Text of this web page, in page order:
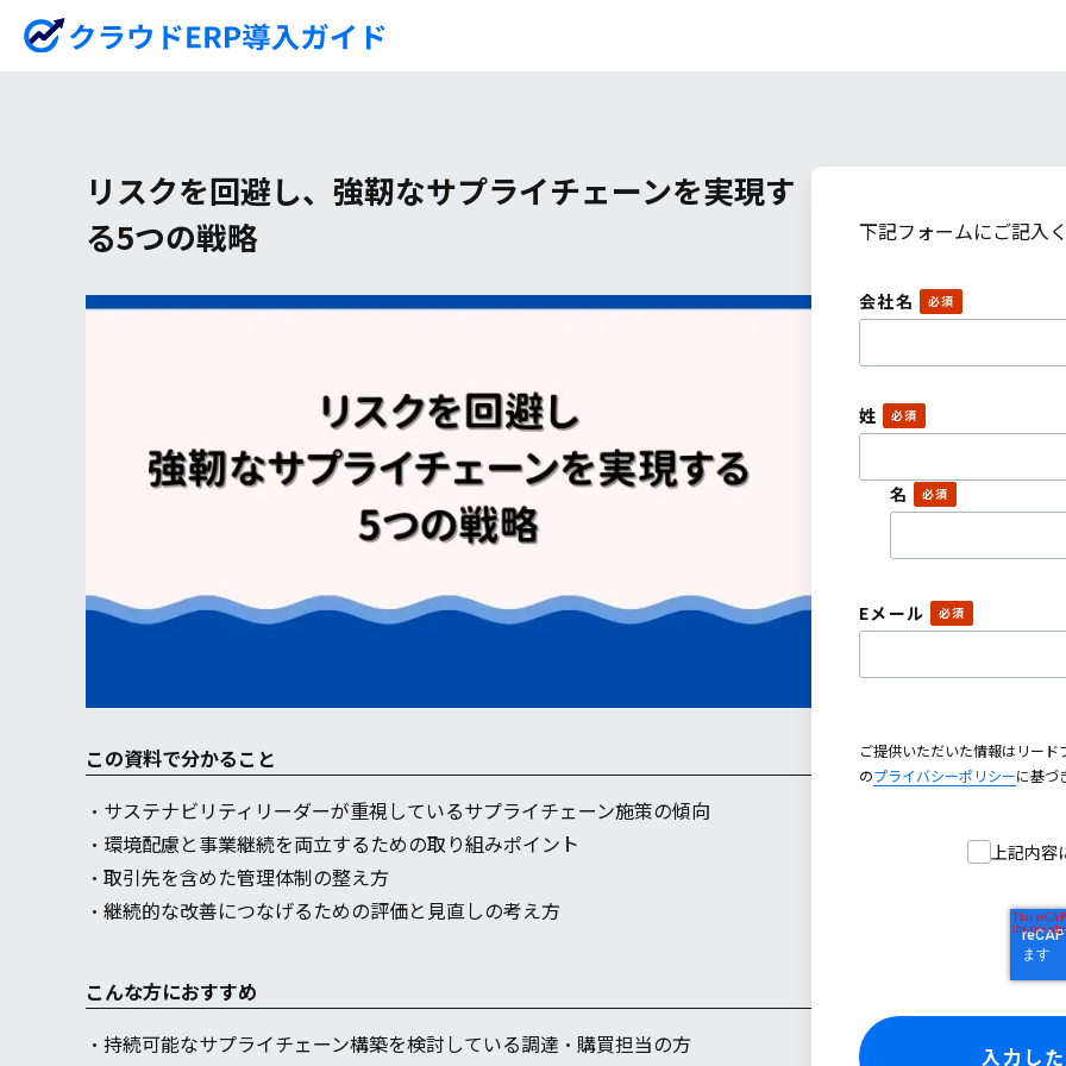
リスクを回避し、強靭なサプライチェーンを実現す
る5つの戦略
この資料で分かること
・サステナビリティリーダーが重視しているサプライチェーン施策の傾向
・環境配慮と事業継続を両立するための取り組みポイント
・取引先を含めた管理体制の整え方
・継続的な改善につなげるための評価と見直しの考え方
こんな方におすすめ
・持続可能なサプライチェーン構築を検討している調達・購買担当の方
下記フォームにご記入く
会社名
姓
名
Eメール
ご提供いただいた情報はリード
のプライバシーポリシーに基づ
上記内容